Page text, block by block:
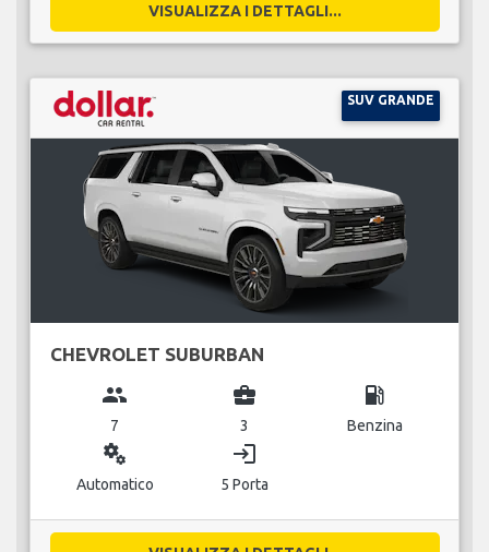
VISUALIZZA I DETTAGLI...
SUV GRANDE
CHEVROLET SUBURBAN
group
7
business_center
3
local_gas_station
Benzina
miscellaneous_services
Automatico
login
5 Porta